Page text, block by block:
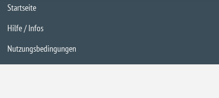
Startseite
Hilfe / Infos
Nutzungsbedingungen